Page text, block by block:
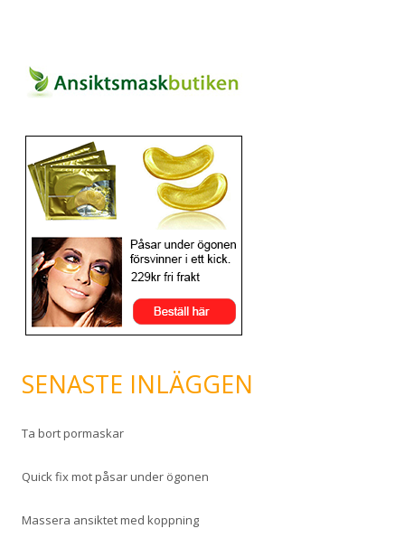
SENASTE INLÄGGEN
Ta bort pormaskar
Quick fix mot påsar under ögonen
Massera ansiktet med koppning